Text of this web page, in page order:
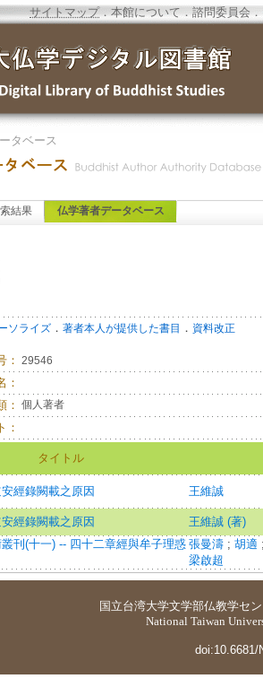
サイトマップ．本館について ．諮問委員会 ．
タベース
結果 仏学著者データベース
ソライズ ． 著者本人が提供した書目 ． 資料改正
： 29546
：
： 個人著者
：
タイトル
經錄闕載之原因 王維誠
經錄闕載之原因
王維誠 (著)
刊(十一) -- 四十二章經與牟子理惑 張曼濤 ; 胡適
梁啟超
国立台湾大学文学部仏教学セ
National Taiwan
doi:10.6681/